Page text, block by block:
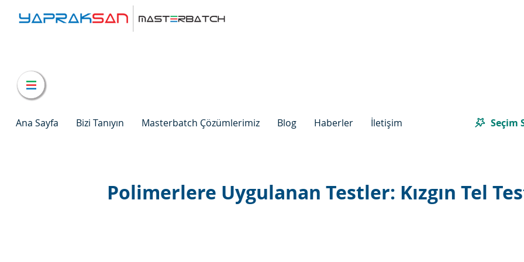
Ana Sayfa Bizi Tanıyın Masterbatch Çözümlerimiz Blog Haberler İletişim Seçim
Polimerlere Uygulanan Testler: Kızgın Tel